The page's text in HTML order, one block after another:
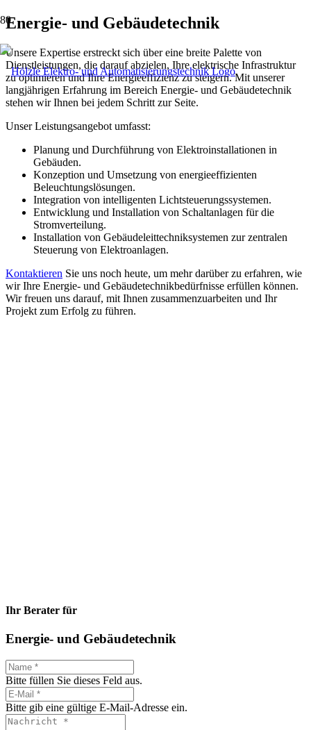
Energie- und Gebäudetechnik
Unsere Expertise erstreckt sich über eine breite Palette von
Dienstleistungen, die darauf abzielen, Ihre elektrische Infrastruktur
zu optimieren und Ihre Energieeffizienz zu steigern. Mit unserer
langjährigen Erfahrung im Bereich Energie- und Gebäudetechnik
stehen wir Ihnen bei jedem Schritt zur Seite.
Unser Leistungsangebot umfasst:
Planung und Durchführung von Elektroinstallationen in
Gebäuden.
Konzeption und Umsetzung von energieeffizienten
Beleuchtungslösungen.
Integration von intelligenten Lichtsteuerungssystemen.
Entwicklung und Installation von Schaltanlagen für die
Stromverteilung.
Installation von Gebäudeleittechniksystemen zur zentralen
Steuerung von Elektroanlagen.
Kontaktieren Sie uns noch heute, um mehr darüber zu erfahren, wie
wir Ihre Energie- und Gebäudetechnikbedürfnisse erfüllen können.
Wir freuen uns darauf, mit Ihnen zusammenzuarbeiten und Ihr
Projekt zum Erfolg zu führen.
Ihr Berater für
Energie- und Gebäudetechnik
Bitte füllen Sie dieses Feld aus.
Bitte gib eine gültige E-Mail-Adresse ein.